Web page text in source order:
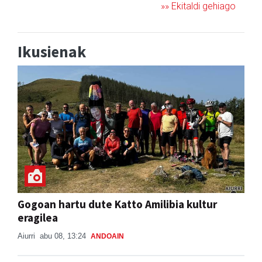
»» Ekitaldi gehiago
Ikusienak
Gogoan hartu dute Katto Amilibia kultur
eragilea
Aiurri abu 08, 13:24 ANDOAIN